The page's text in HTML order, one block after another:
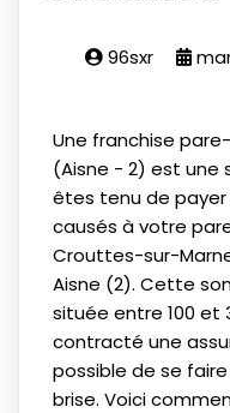
96sxr
Une franchise
(Aisne - 2) est une
êtes tenu de
causés à votre
Crouttes-sur-
Aisne (2). Cette
située entre 100 et
contracté une
possible de se
brise. Voici